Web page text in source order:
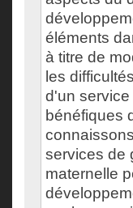
éléments
à titre de
les
d'un
bénéfiques
services de
maternelle